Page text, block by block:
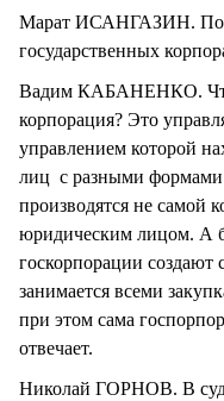
Марат ИСАНГАЗИН.
государственных
Вадим КАБАНЕНКО. Что
корпорация? Это
управлением которой
лиц с разными формами
производятся не самой
юридическим лицом. А
госкорпорации создают
занимается всеми
при этом сама
отвечает.
Николай ГОРНОВ. В